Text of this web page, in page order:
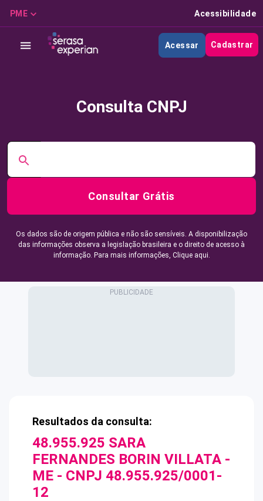
PME Acessibilidade
Acessar Cadastrar
Consulta CNPJ
Consultar Grátis
Os dados são de origem pública e não são sensíveis. A disponibilização
das informações observa a legislação brasileira e o direito de acesso à
informação. Para mais informações, Clique aqui.
Resultados da consulta:
48.955.925 SARA
FERNANDES BORIN VILLATA -
ME - CNPJ 48.955.925/0001-
12